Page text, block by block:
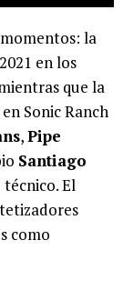
la
en los
que la
Sonic Ranch
,Pipe
Santiago
El
como